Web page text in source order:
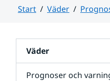
Start Väder
Väder
Prognoser och